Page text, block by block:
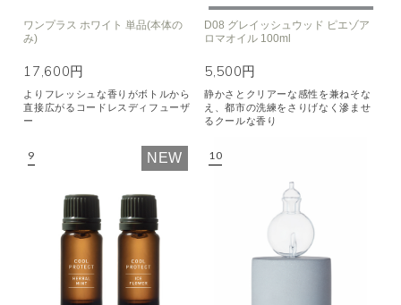
ワンプラス ホワイト 単品(本体の
み)
17,600円
よりフレッシュな香りがボトルから
直接広がるコードレスディフューザ
ー
D08 グレイッシュウッド ピエゾア
ロマオイル 100ml
5,500円
静かさとクリアーな感性を兼ねそな
え、都市の洗練をさりげなく滲ませ
るクールな香り
NEW